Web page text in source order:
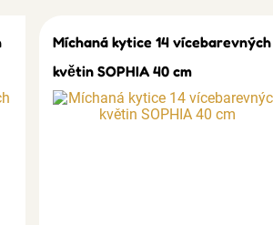
Míchaná kytice 14 vícebarevných
květin SOPHIA 40 cm